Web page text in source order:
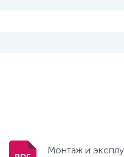
Монтаж и